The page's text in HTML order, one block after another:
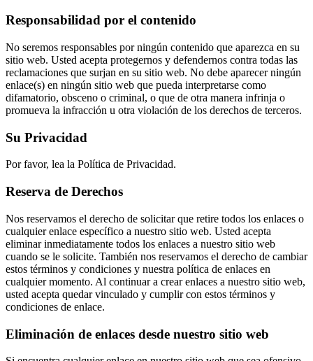
Responsabilidad por el contenido
No seremos responsables por ningún contenido que aparezca en su
sitio web. Usted acepta protegernos y defendernos contra todas las
reclamaciones que surjan en su sitio web. No debe aparecer ningún
enlace(s) en ningún sitio web que pueda interpretarse como
difamatorio, obsceno o criminal, o que de otra manera infrinja o
promueva la infracción u otra violación de los derechos de terceros.
Su Privacidad
Por favor, lea la Política de Privacidad.
Reserva de Derechos
Nos reservamos el derecho de solicitar que retire todos los enlaces o
cualquier enlace específico a nuestro sitio web. Usted acepta
eliminar inmediatamente todos los enlaces a nuestro sitio web
cuando se le solicite. También nos reservamos el derecho de cambiar
estos términos y condiciones y nuestra política de enlaces en
cualquier momento. Al continuar a crear enlaces a nuestro sitio web,
usted acepta quedar vinculado y cumplir con estos términos y
condiciones de enlace.
Eliminación de enlaces desde nuestro sitio web